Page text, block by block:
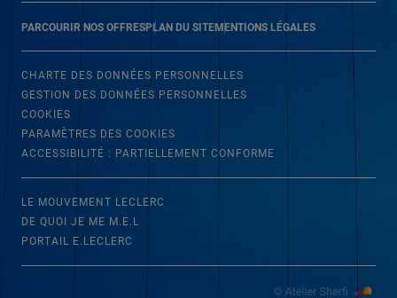
PARCOURIR NOS OFFRESPLAN DU SITEMENTIONS LÉGALES
CHARTE DES DONNÉES PERSONNELLES
GESTION DES DONNÉES PERSONNELLES
COOKIES
PARAMÈTRES DES COOKIES
ACCESSIBILITÉ : PARTIELLEMENT CONFORME
LE MOUVEMENT LECLERC
DE QUOI JE ME M.E.L
PORTAIL E.LECLERC